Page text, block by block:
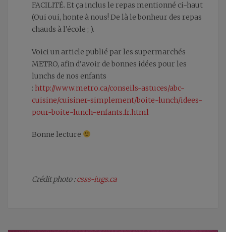
FACILITÉ. Et ça inclus le repas mentionné ci-haut
(Oui oui, honte à nous! De là le bonheur des repas
chauds à l’école ; ).
Voici un article publié par les supermarchés
METRO, afin d’avoir de bonnes idées pour les
lunchs de nos enfants
: http://www.metro.ca/conseils-astuces/abc-
cuisine/cuisiner-simplement/boite-lunch/idees-
pour-boite-lunch-enfants.fr.html
Bonne lecture
Crédit photo :csss-iugs.ca